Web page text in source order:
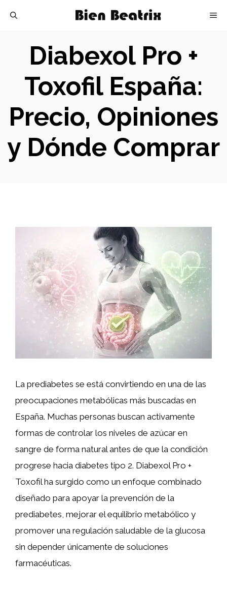
Diabexol Pro +
Toxofil España:
Precio, Opiniones
y Dónde Comprar
La prediabetes se está convirtiendo en una de las
preocupaciones metabólicas más buscadas en
España. Muchas personas buscan activamente
formas de controlar los niveles de azúcar en
sangre de forma natural antes de que la condición
progrese hacia diabetes tipo 2. Diabexol Pro +
Toxofil ha surgido como un enfoque combinado
diseñado para apoyar la prevención de la
prediabetes, mejorar el equilibrio metabólico y
promover una regulación saludable de la glucosa
sin depender únicamente de soluciones
farmacéuticas.